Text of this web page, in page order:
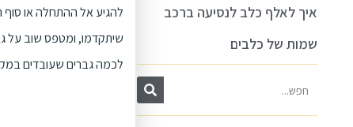
איך לאלף כלב לנסיעה ברכב
שמות של כלבים
להגיע אל ההתחלה או סוף
שיתקדמו, ומטפס שוב על
לכמה גברים שעובדים